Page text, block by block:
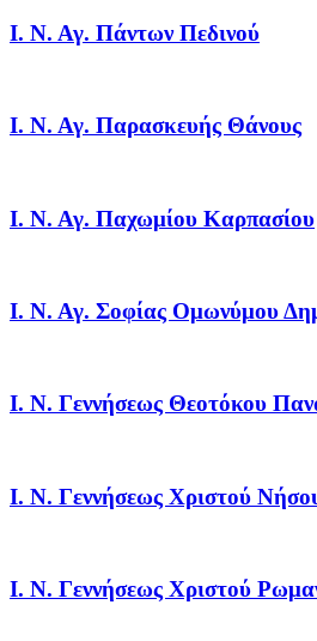
Ι. Ν. Αγ. Πάντων Πεδινού
Ι. Ν. Αγ. Παρασκευής Θάνους
Ι. Ν. Αγ. Παχωμίου Καρπασίου
Ι. Ν. Αγ. Σοφίας Ομωνύμου
Ι. Ν. Γεννήσεως Θεοτόκου
Ι. Ν. Γεννήσεως Χριστού
Ι. Ν. Γεννήσεως Χριστού